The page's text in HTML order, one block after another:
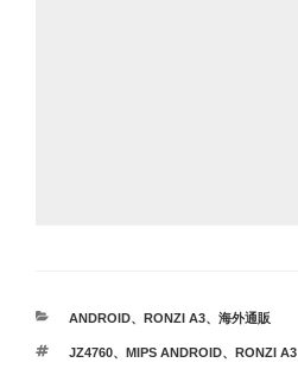
カ
ゴ
ANDROID、 RONZI A3、 海外通販
タ
JZ4760、 MIPS ANDROID、 RONZI A3